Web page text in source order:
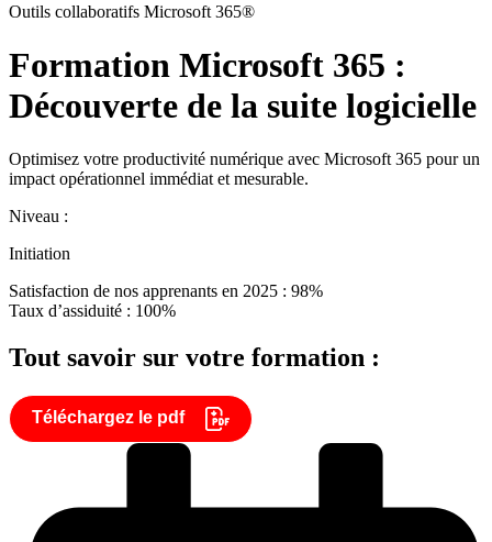
Outils collaboratifs Microsoft 365®
Formation Microsoft 365 :
Découverte de la suite logicielle
Optimisez votre productivité numérique avec Microsoft 365 pour un
impact opérationnel immédiat et mesurable.
Niveau :
Initiation
Satisfaction de nos apprenants en 2025 : 98%
Taux d’assiduité : 100%
Tout savoir sur votre formation :
Téléchargez le pdf